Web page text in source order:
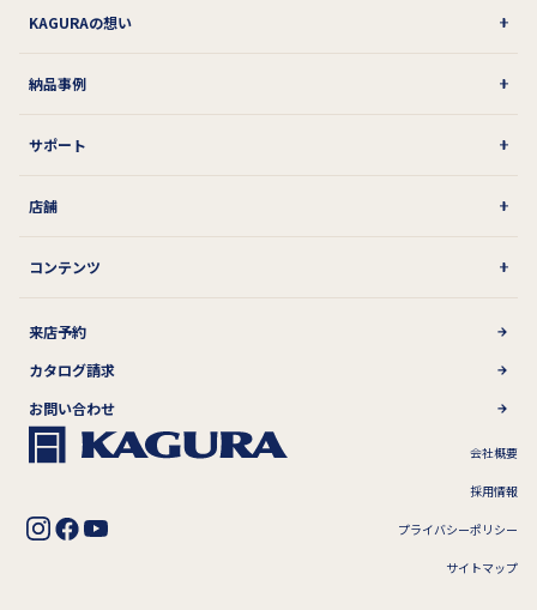
KAGURAの想い
納品事例
サポート
店舗
コンテンツ
来店予約
カタログ請求
お問い合わせ
会社概要
採用情報
プライバシーポリシー
サイトマップ